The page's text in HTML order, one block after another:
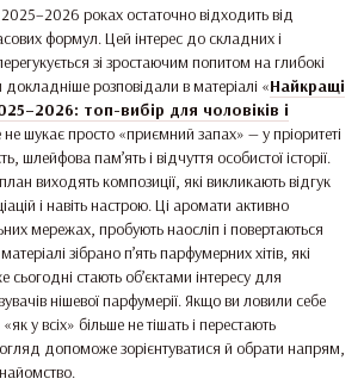
роках остаточно відходить від
формул. Цей інтерес до складних і
зі зростаючим попитом на глибокі
розповідали в матеріалі «Найкращі
топ-вибір для чоловіків і
не шукає просто «приємний запах» — у пріоритеті
шлейфова пам’ять і відчуття особистої історії.
виходять композиції, які викликають відгук
і навіть настрою. Ці аромати активно
мережах, пробують наосліп і повертаються
зібрано п’ять парфумерних хітів, які
стають об’єктами інтересу для
нішевої парфумерії. Якщо ви ловили себе
у всіх» більше не тішать і перестають
допоможе зорієнтуватися й обрати напрям,